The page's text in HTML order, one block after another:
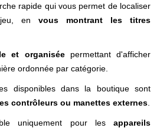
rapide qui vous permet de localiser
jeu, en vous montrant les titres
et organiséepermettant d'afficher
ordonnée par catégorie.
disponibles dans la boutique sont
contrôleurs ou manettes externes
uniquement pour les appareils